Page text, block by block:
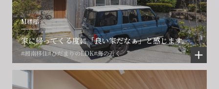
M様邸
家に帰ってくる度に「良い家だなぁ」と感じます。
#湘南移住#ひだまりのLDK#海の近く